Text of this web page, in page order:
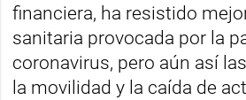
financiera, ha resistido
sanitaria provocada por la
coronavirus, pero aún así
la movilidad y la caída de